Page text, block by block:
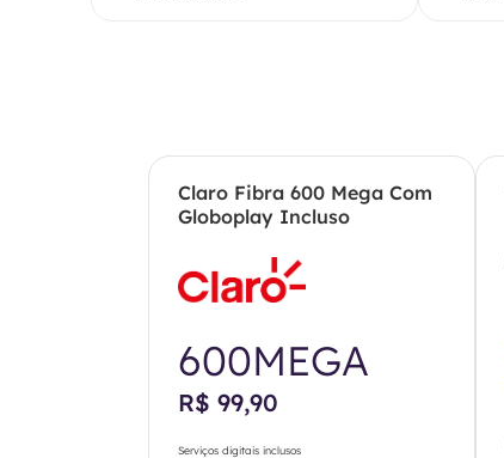
Claro Fibra 600 Mega Com
Globoplay Incluso
600MEGA
R$ 99,90
Serviços digitais inclusos